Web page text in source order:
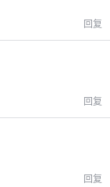
回复
回复
回复